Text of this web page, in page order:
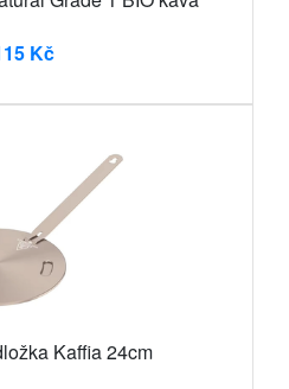
Kč
Kaffia 24cm